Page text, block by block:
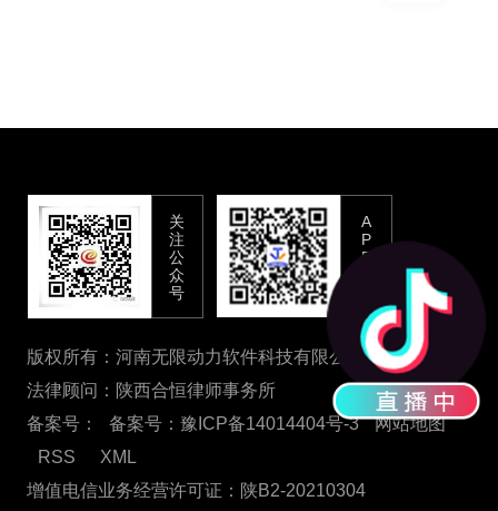
关
注
公
众
号
A
P
P
版权所有：河南无限动力软件科技有限公司
法律顾问：陕西合恒律师事务所
备案号：
备案号：豫ICP备14014404号-3
网站地图
RSS
XML
增值电信业务经营许可证：陕B2-20210304